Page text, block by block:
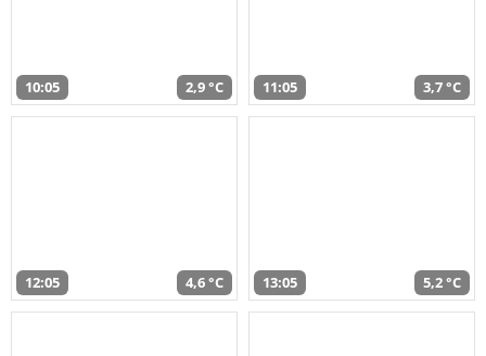
10:05 2,9 °C 11:05 3,7 °C
12:05 4,6 °C 13:05 5,2 °C